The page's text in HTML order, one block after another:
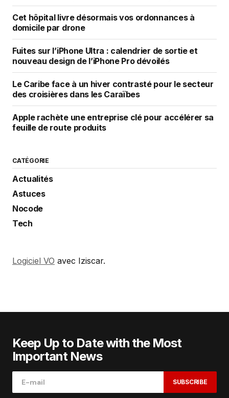
Cet hôpital livre désormais vos ordonnances à
domicile par drone
Fuites sur l’iPhone Ultra : calendrier de sortie et
nouveau design de l’iPhone Pro dévoilés
Le Caribe face à un hiver contrasté pour le secteur
des croisières dans les Caraïbes
Apple rachète une entreprise clé pour accélérer sa
feuille de route produits
CATÉGORIE
Actualités
Astuces
Nocode
Tech
Logiciel VO avec Iziscar.
Keep Up to Date with the Most
Important News
SUBSCRIBE